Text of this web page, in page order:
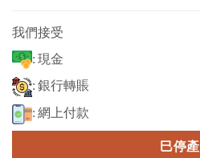
我們接受
: 現金
: 銀行轉賬
: 網上付款
巳停產